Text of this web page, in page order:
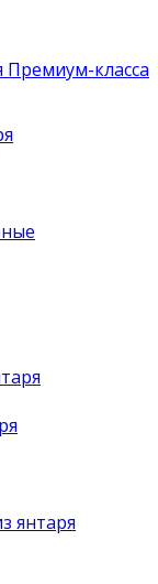
Премиум-класса
янтаря